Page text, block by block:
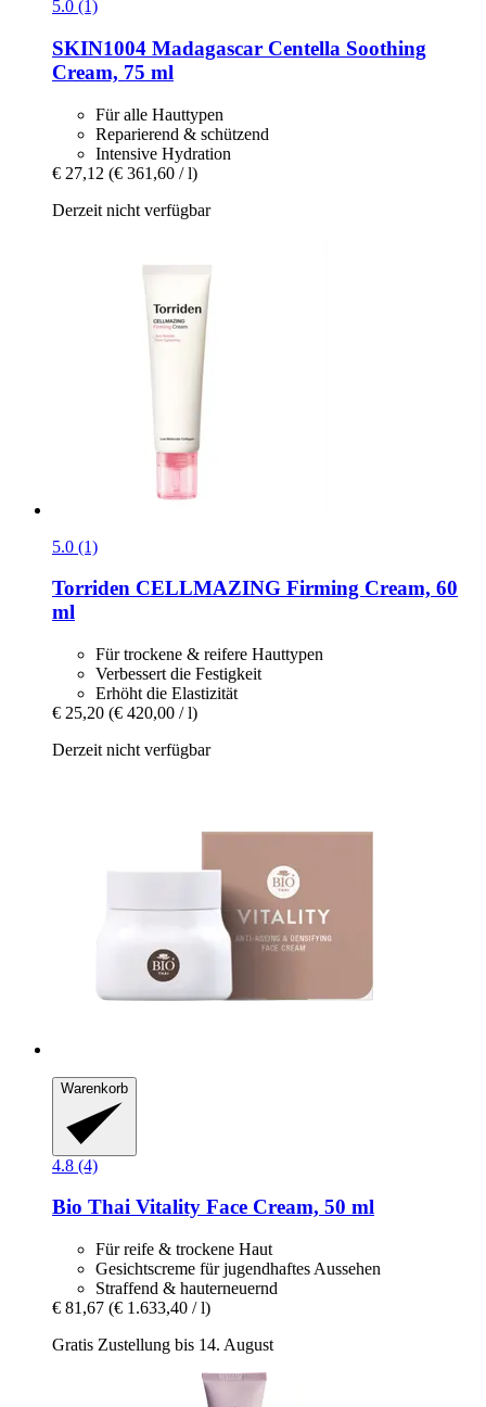
5.0 (1)
SKIN1004 Madagascar Centella Soothing
Cream, 75 ml
Für alle Hauttypen
Reparierend & schützend
Intensive Hydration
€ 27,12 (€ 361,60 / l)
Derzeit nicht verfügbar
5.0 (1)
Torriden CELLMAZING Firming Cream, 60
ml
Für trockene & reifere Hauttypen
Verbessert die Festigkeit
Erhöht die Elastizität
€ 25,20 (€ 420,00 / l)
Derzeit nicht verfügbar
Warenkorb
4.8 (4)
Bio Thai Vitality Face Cream, 50 ml
Für reife & trockene Haut
Gesichtscreme für jugendhaftes Aussehen
Straffend & hauterneuernd
€ 81,67 (€ 1.633,40 / l)
Gratis Zustellung bis 14. August